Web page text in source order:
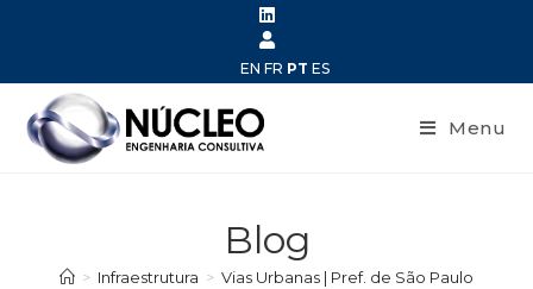
EN FR PT ES
Menu
Blog
> Infraestrutura > Vias Urbanas | Pref. de São Paulo